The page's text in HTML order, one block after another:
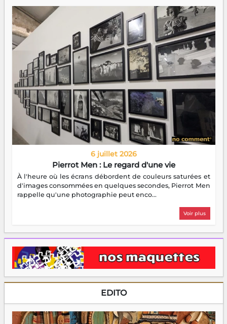
6 juillet 2026
Pierrot Men : Le regard d'une vie
À l'heure où les écrans débordent de couleurs saturées et
d'images consommées en quelques secondes, Pierrot Men
rappelle qu'une photographie peut enco...
Voir plus
EDITO